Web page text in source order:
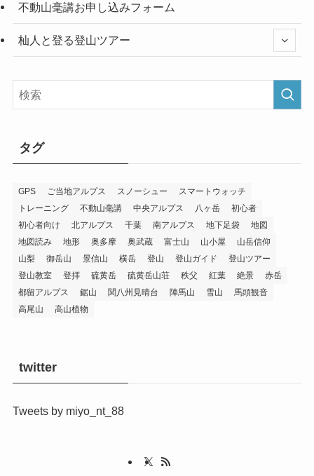
不動山毫講お申し込みフォーム
杣人と登る登山ツアー
タグ
GPS ご当地アルプス スノーシュー
スマートウォッチ
トレーニング
不動山毫講 中央アルプス 八ヶ岳
初心者
初心者向け
北アルプス 千葉 南アルプス 地下足袋
地図
地図読み
地形 奥多摩 奥武蔵 富士山 山小屋
山岳信仰
山梨
御岳山 景信山 横岳 登山 登山ガイド
登山ツアー
登山教室
登拝 硫黄岳 硫黄岳山荘 秩父 紅葉 絶景
赤岳
都留アルプス
鋸山 関八州見晴台 陣馬山 雪山
馬頭観音
高尾山
高山植物
twitter
Tweets by miyo_nt_88